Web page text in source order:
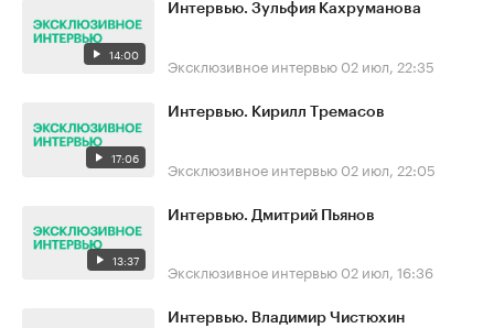
14:00
Интервью. Зульфия Кахруманова
Эксклюзивное интервью 02 июл, 22:35
17:06
Интервью. Кирилл Тремасов
Эксклюзивное интервью 02 июл, 22:05
13:37
Интервью. Дмитрий Пьянов
Эксклюзивное интервью 02 июл, 16:36
Интервью. Владимир Чистюхин